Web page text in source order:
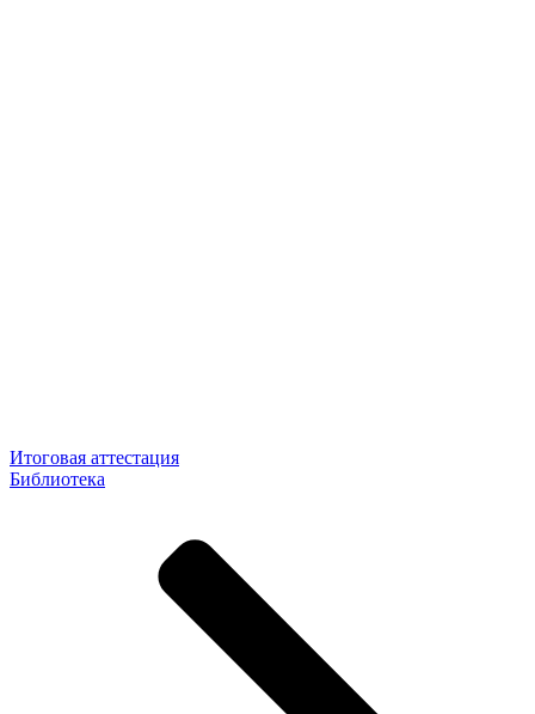
Итоговая аттестация
Библиотека